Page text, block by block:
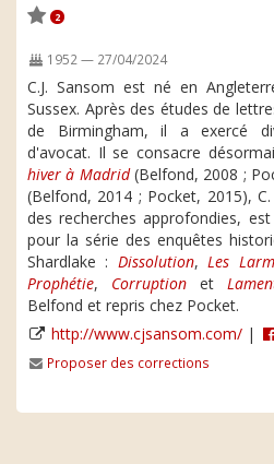
2
1952 — 27/04/2024
C.J. Sansom est né en
Sussex. Après des études de
de Birmingham, il a exercé
d'avocat. Il se consacre
hiver à Madrid(Belfond, 2008 ;
(Belfond, 2014 ; Pocket, 2015), C.
des recherches approfondies,
pour la série des enquêtes
Shardlake : Dissolution,Les
Prophétie, Corruption et
Belfond et repris chez Pocket.
http://www.cjsansom.com/ |
Proposer des corrections